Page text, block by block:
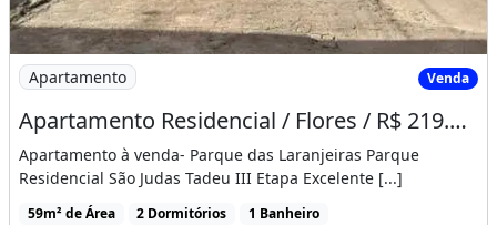
Imagem: Apartamento Residencial / Flores / R$ 219.000,00
Apartamento Venda
Apartamento Residencial / Flores / R$ 219.000,00
Apartamento à venda- Parque das Laranjeiras Parque
Residencial São Judas Tadeu III Etapa Excelente [...]
59m² de Área 2 Dormitórios 1 Banheiro